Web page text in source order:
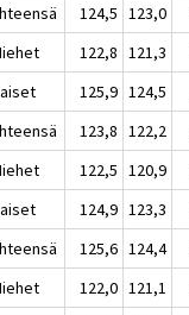
124,5 123,0
122,8 121,3
125,9 124,5
123,8 122,2
122,5 120,9
124,9 123,3
125,6 124,4
122,0 121,1